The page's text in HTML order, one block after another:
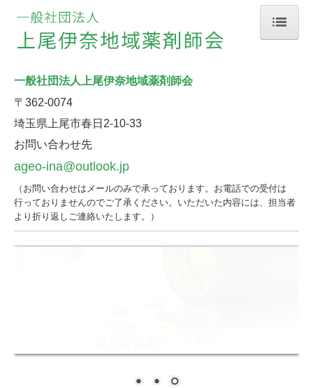
地域薬局の機能や特色
休日／夜間の案内
地域薬剤師会入会のご案内
アクションリスト関係
会員向け災害関連ページ
一般社団法人上尾伊奈地域薬剤師会
〒362-0074
埼玉県上尾市春日 2-10-33
お問い合わせ先
ageo-ina@outlook.jp
（ お問い合わせはメールのみで承っております。 お電話での受付は
行っておりませんのでご了承ください。 いただいた内容には、担当者
より折り返しご連絡いたします。
）